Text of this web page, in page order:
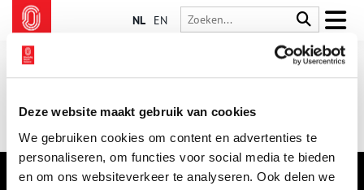
Deze website maakt gebruik van cookies
We gebruiken cookies om content en advertenties te
personaliseren, om functies voor social media te bieden
en om ons websiteverkeer te analyseren. Ook delen we
NL EN